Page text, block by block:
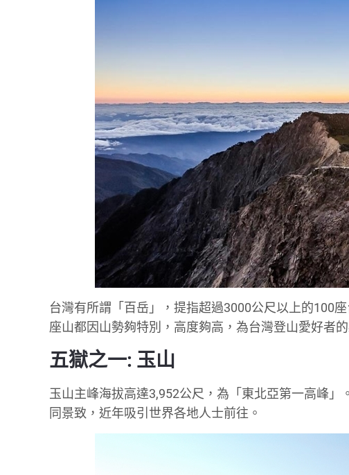
台灣有所謂「百岳」，提指超過3000公尺以上的100
座山都因山勢夠特別，高度夠高，為台灣登山愛好者的
五獄之一: 玉山
玉山主峰海拔高達3,952公尺，為「東北亞第一高峰
同景致，近年吸引世界各地人士前往。